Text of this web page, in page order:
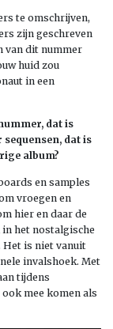
te omschrijven,
zijn geschreven
van dit nummer
huid zou
in een
dat is
dat is
album?
en samples
vroegen en
hier en daar de
het nostalgische
Het is niet vanuit
invalshoek. Met
tijdens
mee komen als